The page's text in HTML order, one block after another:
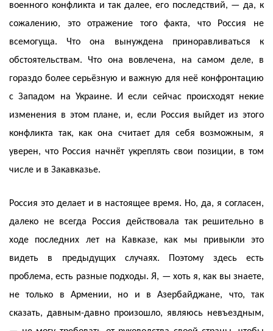
военного конфликта и так далее, его последствий, — да, к
сожалению, это отражение того факта, что Россия не
всемогуща. Что она вынуждена приноравливаться к
обстоятельствам. Что она вовлечена, на самом деле, в
гораздо более серьёзную и важную для неё конфронтацию
с Западом на Украине. И если сейчас происходят некие
изменения в этом плане, и, если Россия выйдет из этого
конфликта так, как она считает для себя возможным, я
уверен, что Россия начнёт укреплять свои позиции, в том
числе и в Закавказье.
Россия это делает и в настоящее время. Но, да, я согласен,
далеко не всегда Россия действовала так решительно в
ходе последних лет на Кавказе, как мы привыкли это
видеть в предыдущих случаях. Поэтому здесь есть
проблема, есть разные подходы. Я, — хоть я, как вы знаете,
не только в Армении, но и в Азербайджане, что, так
сказать, давным-давно произошло, являюсь невъездным,